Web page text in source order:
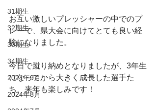
31期生
32期生
33期生
34期生
2024年9月
2024年8月
お互い激しいプレッシャーの中でのプ
レーで、県大会に向けてとても良い経
験になりました。
今日で蹴り納めとなりましたが、3年生
になってから大きく成長した選手た
ち、来年も楽しみです！